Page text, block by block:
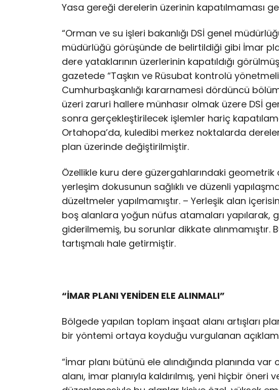
Yasa gereği derelerin üzerinin kapatılmaması
“Orman ve su işleri bakanlığı DSİ genel
müdürlüğü görüşünde de belirtildiği gibi İmar
dere yataklarının üzerlerinin kapatıldığı
gazetede “Taşkın ve Rüsubat kontrolü
Cumhurbaşkanlığı kararnamesi dördüncü
üzeri zaruri hallere münhasır olmak üzere DSİ
sonra gerçekleştirilecek işlemler hariç
Ortahopa’da, kuledibi merkez noktalarda
plan üzerinde değiştirilmiştir.
Özellikle kuru dere güzergahlarındaki geometrik
yerleşim dokusunun sağlıklı ve düzenli
düzeltmeler yapılmamıştır. – Yerleşik alan
boş alanlara yoğun nüfus atamaları yapılarak,
giderilmemiş, bu sorunlar dikkate alınmamıştır.
tartışmalı hale getirmiştir.
“İMAR PLANI YENİDEN ELE ALINMALI”
Bölgede yapılan toplam inşaat alanı artışları
bir yöntemi ortaya koyduğu vurgulanan
“İmar planı bütünü ele alındığında planında
alanı, imar planıyla kaldırılmış, yeni hiçbir